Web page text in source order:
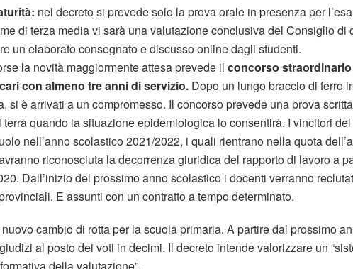
nel decreto si prevede solo la prova orale in presenza per
di terza media vi sarà una valutazione conclusiva del Consiglio di
un elaborato consegnato e discusso online dagli studenti.
la novità maggiormente attesa prevede il concorso
con almeno tre anni di servizio. Dopo un lungo braccio di ferro
si è arrivati a un compromesso. Il concorso prevede una prova
terrà quando la situazione epidemiologica lo consentirà. I vincitori
nell’anno scolastico 2021/2022, i quali rientrano nella quota
riconosciuta la decorrenza giuridica del rapporto di lavoro a
Dall’inizio del prossimo anno scolastico i docenti verranno
E assunti con un contratto a tempo determinato.
nuovo cambio di rotta per la scuola primaria. A partire dal prossimo
al posto dei voti in decimi. Il decreto intende valorizzare un